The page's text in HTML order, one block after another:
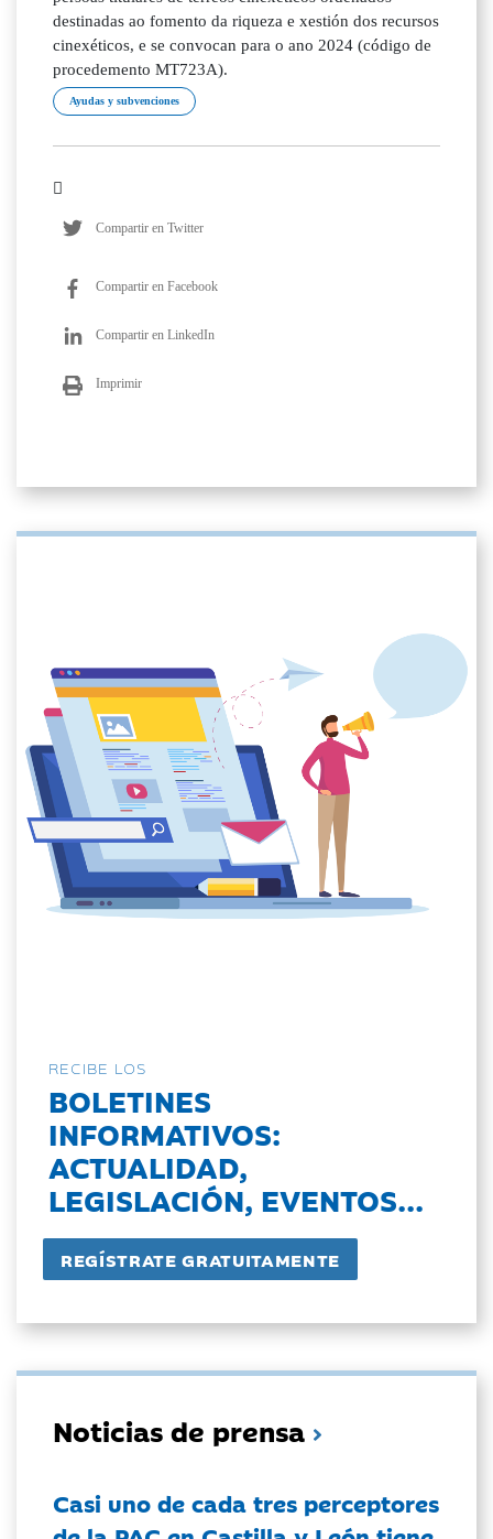
destinadas ao fomento da riqueza e xestión dos recursos
cinexéticos, e se convocan para o ano 2024 (código de
procedemento MT723A).
Ayudas y subvenciones
Compartir en Twitter
Compartir en Facebook
Compartir en LinkedIn
Imprimir
RECIBE LOS
BOLETINES
INFORMATIVOS:
ACTUALIDAD,
LEGISLACIÓN, EVENTOS...
Noticias de prensa
Casi uno de cada tres perceptores